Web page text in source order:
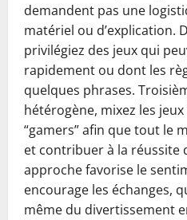
demandent pas une
matériel ou d’explication.
privilégiez des jeux qui
rapidement ou dont les
quelques phrases.
hétérogène, mixez les
“gamers” afin que tout le
et contribuer à la réussite
approche favorise le
encourage les échanges,
même du divertissement